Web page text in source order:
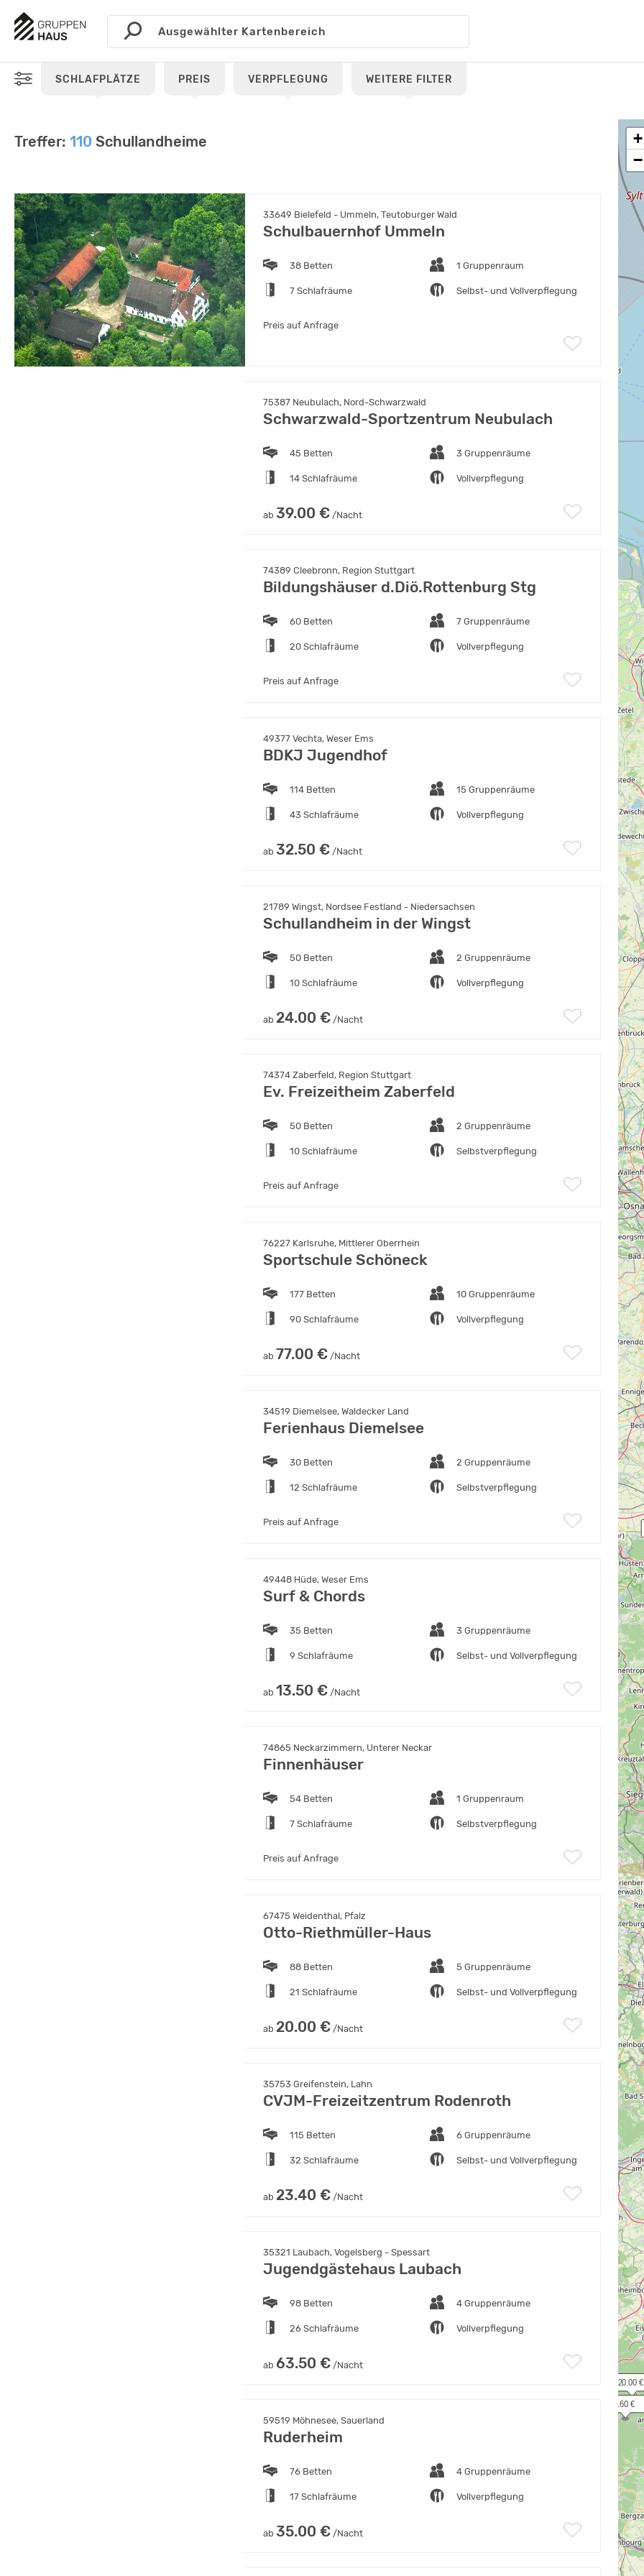
SCHLAFPLÄTZE PREIS VERPFLEGUNG WEITERE FILTER
Treffer: 110 Schullandheime
33649 Bielefeld - Ummeln, Teutoburger Wald
Schulbauernhof Ummeln
38 Betten 1 Gruppenraum
7 Schlafräume Selbst- und Vollverpflegung
Preis auf Anfrage
75387 Neubulach, Nord-Schwarzwald
Schwarzwald-Sportzentrum Neubulach
45 Betten 3 Gruppenräume
14 Schlafräume Vollverpflegung
ab 39.00 € /Nacht
74389 Cleebronn, Region Stuttgart
Bildungshäuser d.Diö.Rottenburg Stg
60 Betten 7 Gruppenräume
20 Schlafräume Vollverpflegung
Preis auf Anfrage
49377 Vechta, Weser Ems
BDKJ Jugendhof
114 Betten 15 Gruppenräume
43 Schlafräume Vollverpflegung
ab 32.50 € /Nacht
21789 Wingst, Nordsee Festland - Niedersachsen
Schullandheim in der Wingst
50 Betten 2 Gruppenräume
10 Schlafräume Vollverpflegung
ab 24.00 € /Nacht
74374 Zaberfeld, Region Stuttgart
Ev. Freizeitheim Zaberfeld
50 Betten 2 Gruppenräume
10 Schlafräume Selbstverpflegung
Preis auf Anfrage
76227 Karlsruhe, Mittlerer Oberrhein
Sportschule Schöneck
177 Betten 10 Gruppenräume
90 Schlafräume Vollverpflegung
ab 77.00 € /Nacht
34519 Diemelsee, Waldecker Land
Ferienhaus Diemelsee
30 Betten 2 Gruppenräume
12 Schlafräume Selbstverpflegung
Preis auf Anfrage
49448 Hüde, Weser Ems
Surf & Chords
35 Betten 3 Gruppenräume
9 Schlafräume Selbst- und Vollverpflegung
ab 13.50 € /Nacht
74865 Neckarzimmern, Unterer Neckar
Finnenhäuser
54 Betten 1 Gruppenraum
7 Schlafräume Selbstverpflegung
Preis auf Anfrage
67475 Weidenthal, Pfalz
Otto-Riethmüller-Haus
88 Betten 5 Gruppenräume
21 Schlafräume Selbst- und Vollverpflegung
ab 20.00 € /Nacht
35753 Greifenstein, Lahn
CVJM-Freizeitzentrum Rodenroth
115 Betten 6 Gruppenräume
32 Schlafräume Selbst- und Vollverpflegung
ab 23.40 € /Nacht
35321 Laubach, Vogelsberg - Spessart
Jugendgästehaus Laubach
98 Betten 4 Gruppenräume
26 Schlafräume Vollverpflegung
ab 63.50 € /Nacht
59519 Möhnesee, Sauerland
Ruderheim
76 Betten 4 Gruppenräume
17 Schlafräume Vollverpflegung
ab 35.00 € /Nacht
20.00 €
  9.60 €
+
−